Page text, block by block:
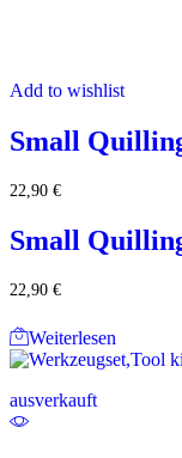
Add to wishlist
Small
22,90 €
Small
22,90 €
Weiterlesen
ausverkauft